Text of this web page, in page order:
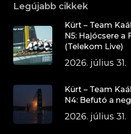
Legújabb cikkek
Kürt – Team
N5: Hajócsere a
(Telekom Live)
2026. július 31.
Kürt – Team
N4: Befutó a
2026. július 31.